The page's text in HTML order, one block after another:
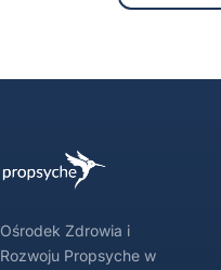
Ośrodek Zdrowia i
Rozwoju Propsyche w